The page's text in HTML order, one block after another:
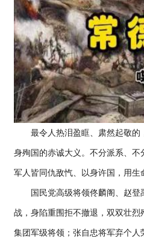
最令人热泪盈眶、肃然起敬的
身殉国的赤诚大义。不分派系、
军人皆同仇敌忾、以身许国，用生
国民党高级将领佟麟阁、赵登
战，身陷重围拒不撤退，双双壮
集团军级将领；张自忠将军弃个人